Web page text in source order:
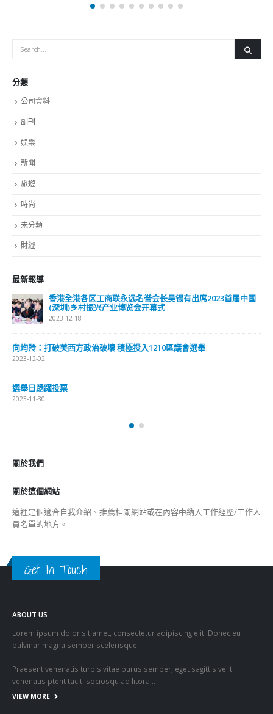
分類
副刊
娛樂
新聞
旅遊
時尚
未分類
財經
最新報導
2023-11-30
抹黑候選人涉選舉舞弊 文: 朱家健
2023-11-30
香港公院探访明起无须预约一图睇清最新安排
2023-01-31
員名單的地方。
Get In Touch
ABOUT US
Praesent venenatis turpis vitae purus semper, eget sagittis velit
venenatis ptent taciti sociosqu ad litora…
RECENT POSTS